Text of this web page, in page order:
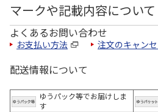
マークや記載内容について
よくあるお問い合わせ
お支払い方法 注文のキャン
配送情報について
ゆうパック等でお届けしま
す